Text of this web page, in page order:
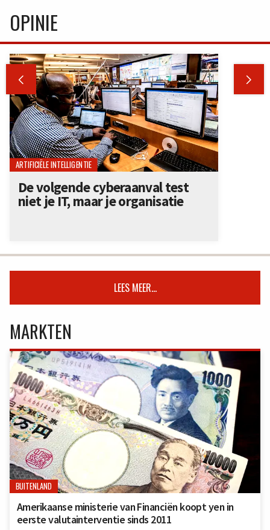
OPINIE
 
ARTIFICIËLE INTELLIGENTIE
De volgende cyberaanval test
niet je IT, maar je organisatie
LEES MEER...
MARKTEN
BUITENLAND
Amerikaanse ministerie van Financiën koopt yen in
eerste valutainterventie sinds 2011